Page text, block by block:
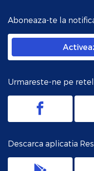
Aboneaza-te la
Urmareste-ne pe
Descarca aplicatia